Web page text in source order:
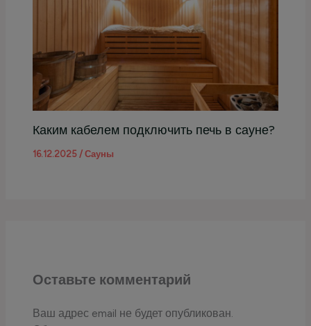
Каким кабелем подключить печь в сауне?
16.12.2025/Сауны
Оставьте комментарий
Ваш адрес email не будет опубликован.